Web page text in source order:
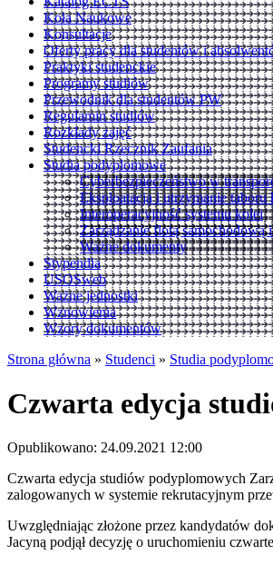
Koła Naukowe
Konsultacje
Oferty pracy dla studentów i
Praktyki studenckie
Programy studiów
Przewodnik dla studentów PW
Regulamin studiów
Rozkłady zajęć
Studencki Rzecznik Zaufania
Studia podyplomowe
Cyberbezpieczeństwo w
Eksploatacja i utrzymanie taboru
Interoperacyjność systemu kolei
Zarządzanie flotą samochodową
Ważne dokumenty
Stypendia
USOSweb
Ważne jednostki
Wznowienia
Wzory dokumentów
Strona główna » Studenci » Studia
Czwarta edycja
Opublikowano: 24.09.2021 12:00
Czwarta edycja studiów podyplomowych
zalogowanych w systemie rekrutacyjnym
Uwzględniając złożone przez kandydatów
Jacyną podjął decyzję o uruchomieniu